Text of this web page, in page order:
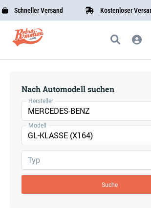
Schneller Versand Kostenloser Versand
Nach Automodell suchen
Hersteller
MERCEDES-BENZ
Modell
GL-KLASSE (X164)
Typ
Suche